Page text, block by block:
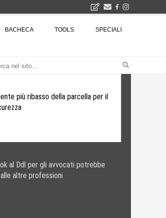
BACHECA TOOLS SPECIALI
più ribasso della parcella per il
al Ddl per gli avvocati potrebbe
altre professioni